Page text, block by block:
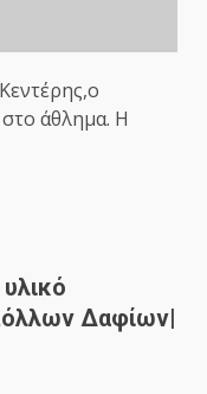
άθλημα. Η
Δαφίων|